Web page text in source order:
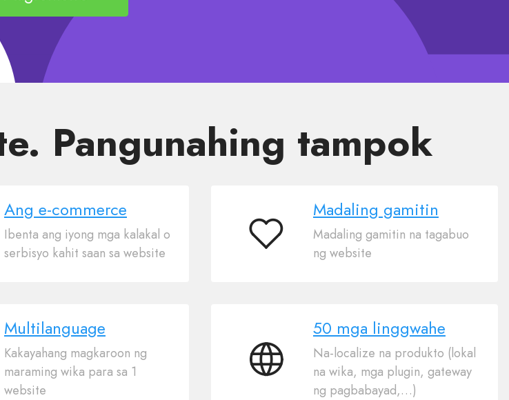
Pangunahing tampok
Ang e-commerce
Ibenta ang iyong mga kalakal o
serbisyo kahit saan sa website
Madaling
Madaling gamitin
Madaling gamitin na tagabuo
ng website
Multilanguage
Kakayahang magkaroon ng
maraming wika para sa 1
website
50
50 mga linggwahe
Na-localize na produkto (lokal
na wika, mga plugin, gateway
ng pagbabayad,…)